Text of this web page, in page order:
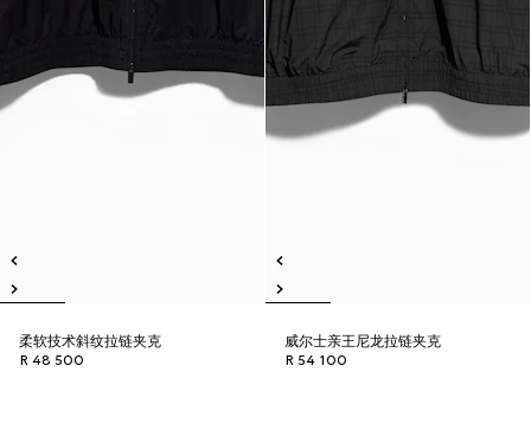
柔软技术斜纹拉链夹克
R 48 500
威尔士亲王尼龙拉链夹克
R 54 100